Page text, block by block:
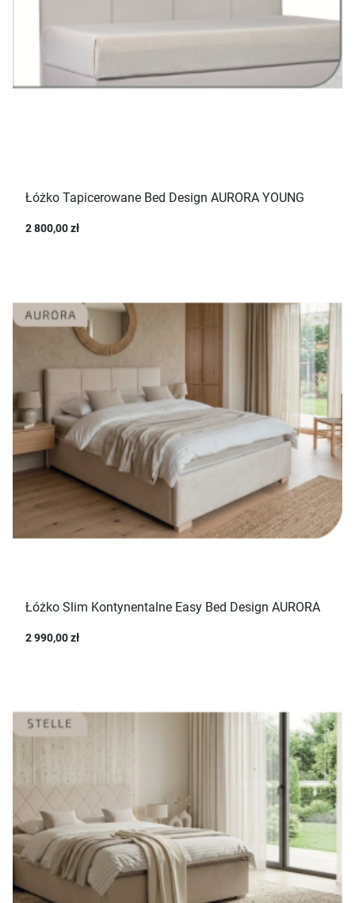
Łóżko Tapicerowane Bed Design AURORA YOUNG
2 800,00 zł
Łóżko Slim Kontynentalne Easy Bed Design AURORA
2 990,00 zł